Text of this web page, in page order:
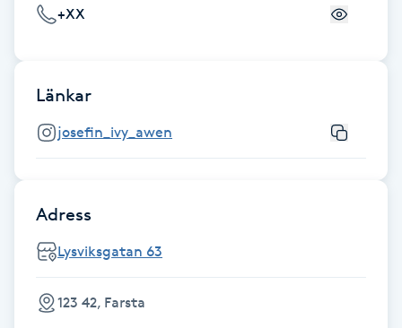
Fotsvamp
Fotvård
Fransfärgning
Fransförlängning Megavolym
+XX
Länkar
josefin_ivy_awen
Adress
Lysviksgatan 63
123 42, Farsta